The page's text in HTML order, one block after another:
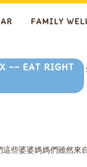
FAMILY
~~ EAT RIGHT
些婆婆媽媽們雖然來